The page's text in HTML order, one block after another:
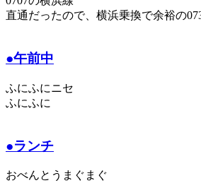
直通だったので、横浜乗換で余裕の
●午前中
ふにふにニセ
ふにふに
●ランチ
おべんとうまぐまぐ